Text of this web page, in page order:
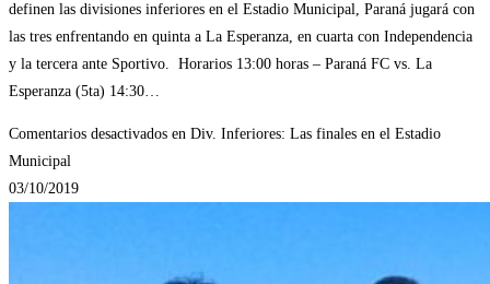
definen las divisiones inferiores en el Estadio Municipal, Paraná jugará con
las tres enfrentando en quinta a La Esperanza, en cuarta con Independencia
y la tercera ante Sportivo. Horarios 13:00 horas – Paraná FC vs. La
Esperanza (5ta) 14:30…
Comentarios desactivados en Div. Inferiores: Las finales en el Estadio
Municipal
03/10/2019